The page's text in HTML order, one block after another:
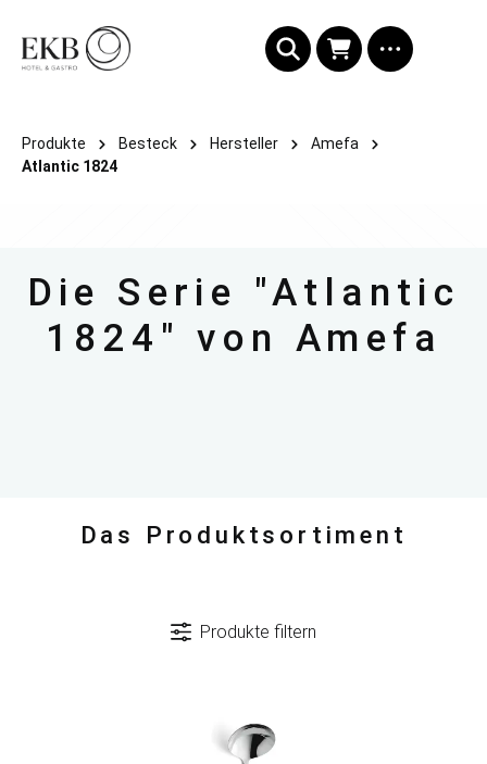
Produkte Besteck Hersteller
Amefa
Atlantic 1824
Die Serie "Atlantic
1824" von Amefa
Das Produktsortiment
Produkte filtern